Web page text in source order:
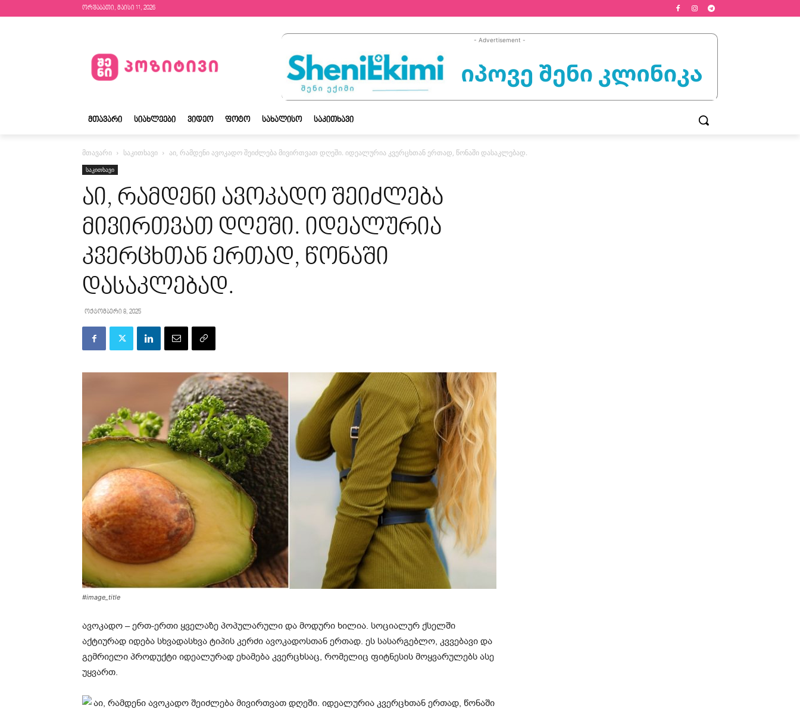
ორშაბათი, მაისი 11, 2026
- Advertisement -
ᲛᲗᲐᲕᲐᲠᲘ ᲡᲘᲐᲮᲚᲔᲔᲑᲘ ᲕᲘᲓᲔᲝ ᲤᲝᲢᲝ ᲡᲐᲮᲐᲚᲘᲡᲝ ᲡᲐᲙᲘᲗᲮᲐᲕᲘ
მთავარი საკითხავი აი, რამდენი ავოკადო შეიძლება მივირთვათ დღეში. იდეალურია კვერცხთან ერთად, წონაში დასაკლებად.
საკითხავი
აი, რამდენი ავოკადო შეიძლება
მივირთვათ დღეში. იდეალურია
კვერცხთან ერთად, წონაში
დასაკლებად.
ოქტომბერი 8, 2025
#image_title
ავოკადო – ერთ-ერთი ყველაზე პოპულარული და მოდური ხილია. სოციალურ ქსელში
აქტიურად იდება სხვადასხვა ტიპის კერძი ავოკადოსთან ერთად. ეს სასარგებლო, კვვებავი და
გემრიელი პროდუქტი იდეალურად ეხამება კვერცხსაც, რომელიც ფიტნესის მოყვარულებს ასე
უყვართ.